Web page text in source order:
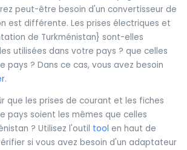
peut-être besoin d'un convertisseur de
est différente. Les prises électriques et
de Turkménistan} sont-elles
utilisées dans votre pays ? que celles
pays ? Dans ce cas, vous avez besoin
.
que les prises de courant et les fiches
pays soient les mêmes que celles
? Utilisez l'outil tool en haut de
si vous avez besoin d'un adaptateur